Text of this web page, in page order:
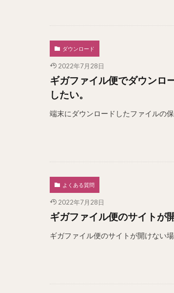
ダウンロード
2022年7月28日
ギガファイル便でダウンロ
したい。
端末にダウンロードしたファイルの
よくある質問
2022年7月28日
ギガファイル便のサイトが
ギガファイル便のサイトが開けない